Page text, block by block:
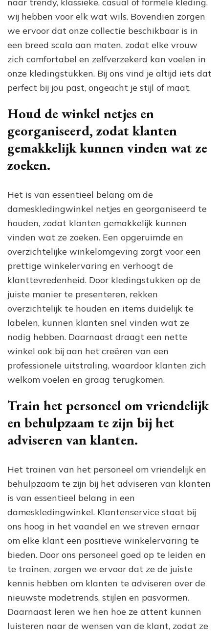
wij hebben voor elk wat wils. Bovendien zorgen
we ervoor dat onze collectie beschikbaar is in
een breed scala aan maten, zodat elke vrouw
zich comfortabel en zelfverzekerd kan voelen in
onze kledingstukken. Bij ons vind je altijd iets dat
perfect bij jou past, ongeacht je stijl of maat.
Houd de winkel netjes en
georganiseerd, zodat klanten
gemakkelijk kunnen vinden wat ze
zoeken.
Het is van essentieel belang om de
dameskledingwinkel netjes en georganiseerd te
houden, zodat klanten gemakkelijk kunnen
vinden wat ze zoeken. Een opgeruimde en
overzichtelijke winkelomgeving zorgt voor een
prettige winkelervaring en verhoogt de
klanttevredenheid. Door kledingstukken op de
juiste manier te presenteren, rekken
overzichtelijk te houden en items duidelijk te
labelen, kunnen klanten snel vinden wat ze
nodig hebben. Daarnaast draagt een nette
winkel ook bij aan het creëren van een
professionele uitstraling, waardoor klanten zich
welkom voelen en graag terugkomen.
Train het personeel om vriendelijk
en behulpzaam te zijn bij het
adviseren van klanten.
Het trainen van het personeel om vriendelijk en
behulpzaam te zijn bij het adviseren van klanten
is van essentieel belang in een
dameskledingwinkel. Klantenservice staat bij
ons hoog in het vaandel en we streven ernaar
om elke klant een positieve winkelervaring te
bieden. Door ons personeel goed op te leiden en
te trainen, zorgen we ervoor dat ze de juiste
kennis hebben om klanten te adviseren over de
nieuwste modetrends, stijlen en pasvormen.
Daarnaast leren we hen hoe ze attent kunnen
luisteren naar de wensen van de klant, zodat ze